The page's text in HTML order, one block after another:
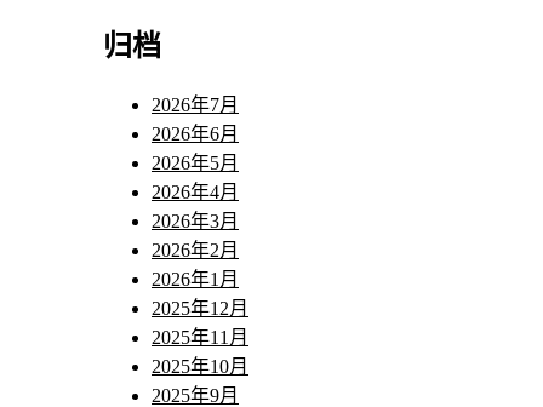
归档
2026年7月
2026年6月
2026年5月
2026年4月
2026年3月
2026年2月
2026年1月
2025年12月
2025年11月
2025年10月
2025年9月